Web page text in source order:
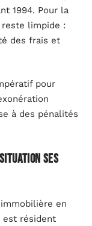
1994. Pour la
limpide :
des frais et
pour
à des pénalités
ses
en
est résident